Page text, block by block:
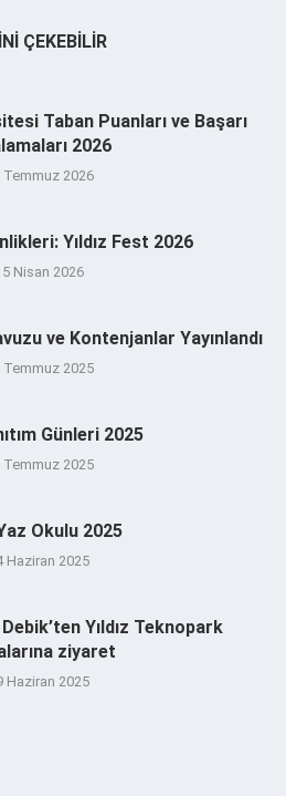
ÇEKEBILIR
Taban Puanları ve Başarı
2026
Temmuz 2026
Yıldız Fest 2026
Nisan 2026
ve Kontenjanlar Yayınlandı
Temmuz 2025
Günleri 2025
Temmuz 2025
Okulu 2025
Haziran 2025
Yıldız Teknopark
ziyaret
Haziran 2025